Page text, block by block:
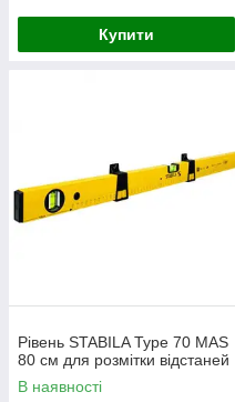
Купити
Рівень STABILA Type 70 MAS
80 см для розмітки відстаней
В наявності